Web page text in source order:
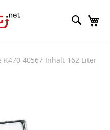
Suche
K470 40567 Inhalt 162 Liter